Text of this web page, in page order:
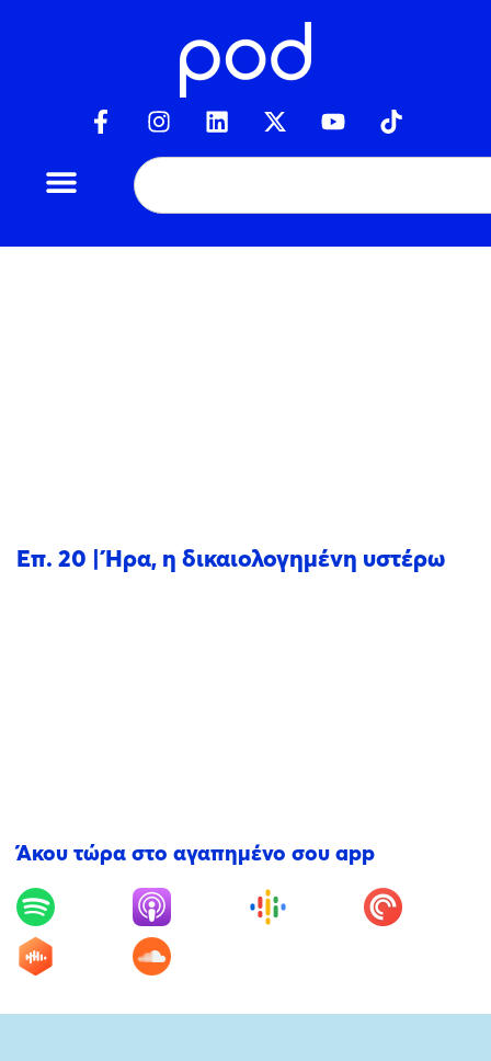
Επ. 20 | Ήρα, η δικαιολογημένη υστέρω
Άκου τώρα στο αγαπημένο σου app